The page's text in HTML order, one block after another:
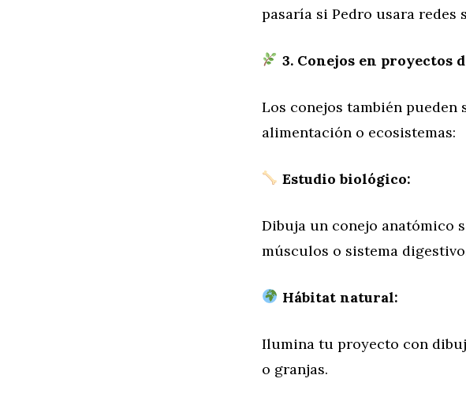
pasaría si Pedro usara redes
3. Conejos en proyectos
Los conejos también pueden
alimentación o ecosistemas:
Estudio biológico:
Dibuja un conejo anatómico
músculos o sistema
Hábitat natural:
Ilumina tu proyecto con
o granjas.